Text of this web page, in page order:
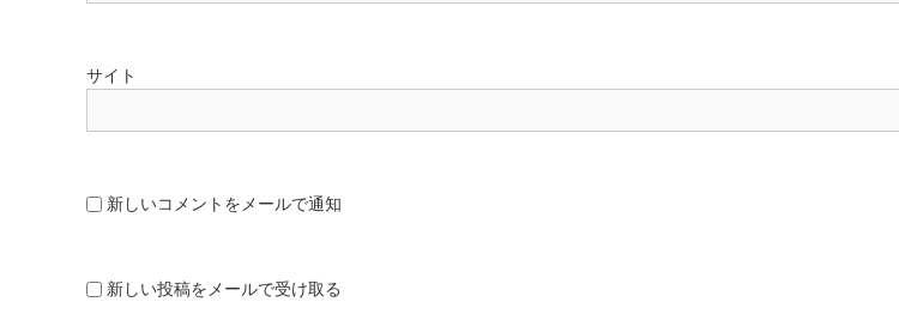
サイト
新しいコメントをメールで通知
新しい投稿をメールで受け取る